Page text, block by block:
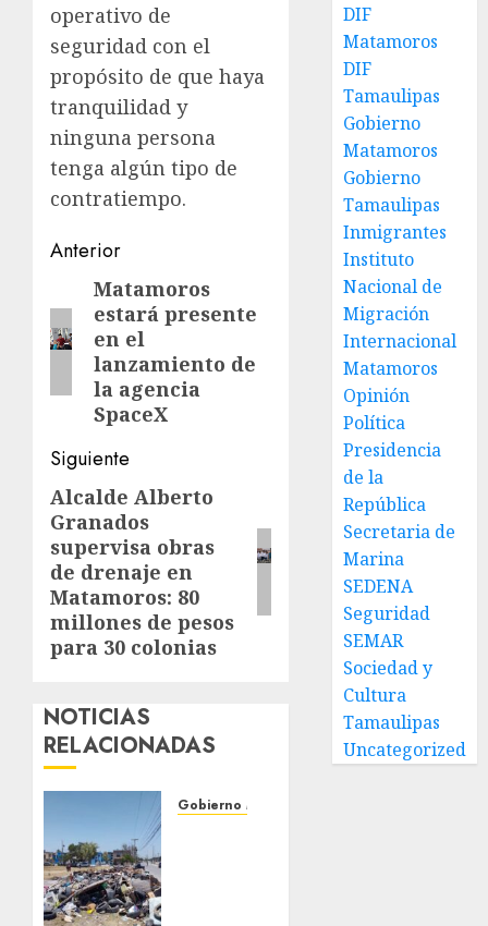
operativo de
seguridad con el
propósito de que haya
tranquilidad y
ninguna persona
tenga algún tipo de
contratiempo.
Post
navigation
Anterior
Entrada
anterior:
Matamoros
estará presente
en el
lanzamiento de
la agencia
SpaceX
Siguiente
Siguiente
entrada:
Alcalde Alberto
Granados
supervisa obras
de drenaje en
Matamoros: 80
millones de pesos
para 30 colonias
NOTICIAS
RELACIONADAS
Gobierno Matamoros
DIF
Matamoros
DIF
Tamaulipas
Gobierno
Matamoros
Gobierno
Tamaulipas
Inmigrantes
Instituto
Nacional de
Migración
Internacional
Matamoros
Opinión
Política
Presidencia
de la
República
Secretaria de
Marina
SEDENA
Seguridad
SEMAR
Sociedad y
Cultura
Tamaulipas
Uncategorized